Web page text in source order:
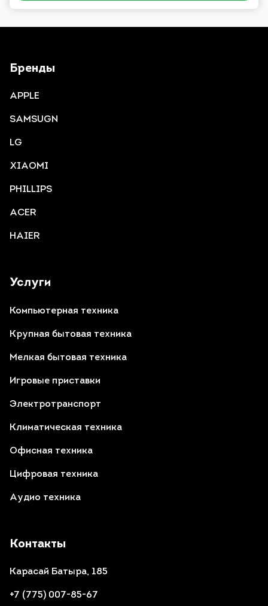
Контакты
Карасай Батыра, 185
+7 (775) 007-85-67
Услуги
Компьютерная техника
Крупная бытовая техника
Мелкая бытовая техника
Игровые приставки
Электротранспорт
Климатическая техника
Офисная техника
Цифровая техника
Аудио техника
Бренды
APPLE
SAMSUGN
LG
XIAOMI
PHILLIPS
ACER
HAIER